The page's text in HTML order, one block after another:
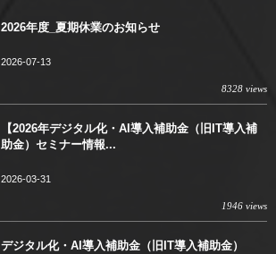
2026年度_夏期休業のお知らせ
2026-07-13
8328 views
【2026年デジタル化・AI導入補助金（旧IT導入補
助金）セミナー情報...
2026-03-31
1946 views
デジタル化・AI導入補助金（旧IT導入補助金）